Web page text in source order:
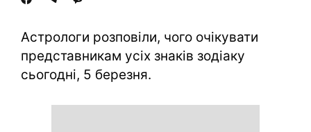
Астрологи розповіли, чого очікувати
представникам усіх знаків зодіаку
сьогодні, 5 березня.